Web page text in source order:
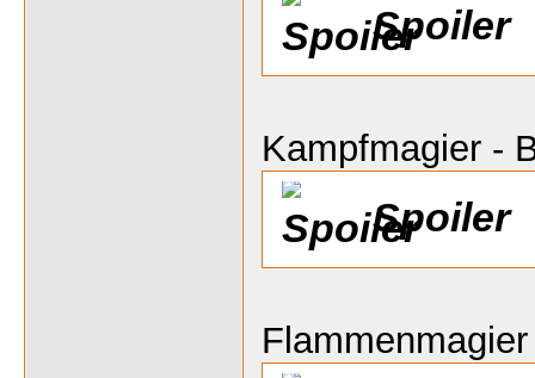
Spoiler
Kampfmagier -
Spoiler